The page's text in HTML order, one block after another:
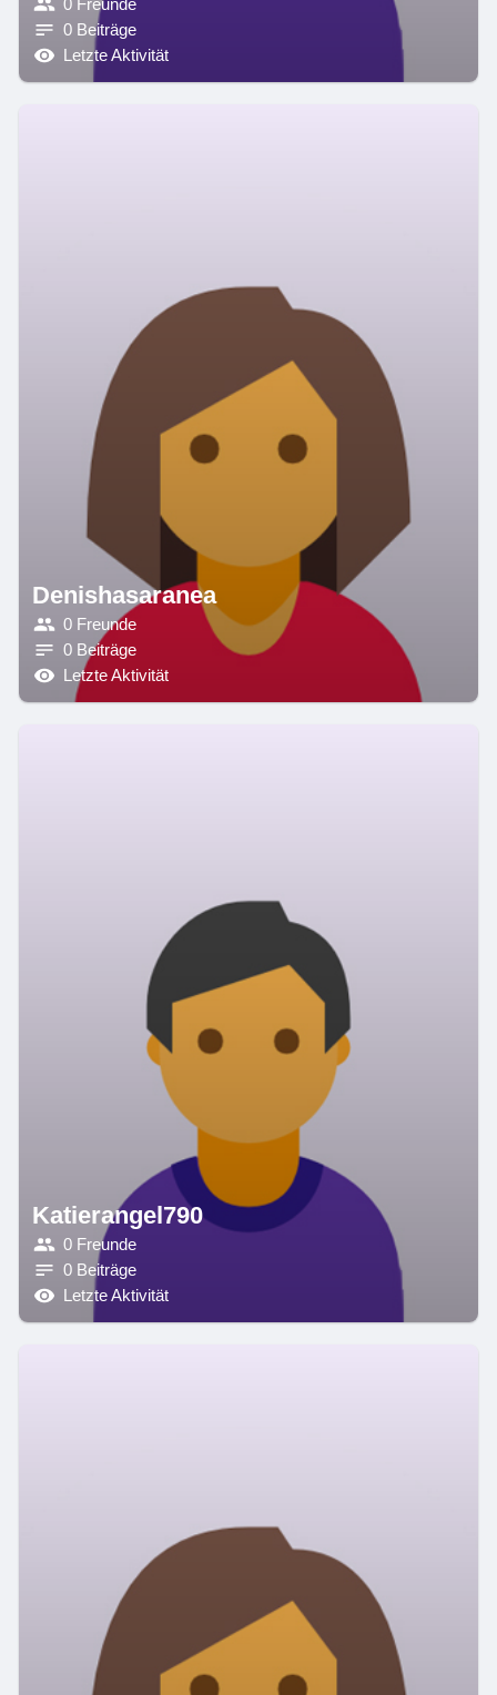
0 Freunde
0 Beiträge
Letzte Aktivität
Denishasaranea
0 Freunde
0 Beiträge
Letzte Aktivität
Katierangel790
0 Freunde
0 Beiträge
Letzte Aktivität